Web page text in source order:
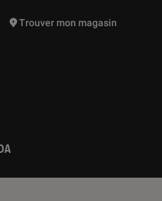
vont vous être proposées
Trouver mon magasin